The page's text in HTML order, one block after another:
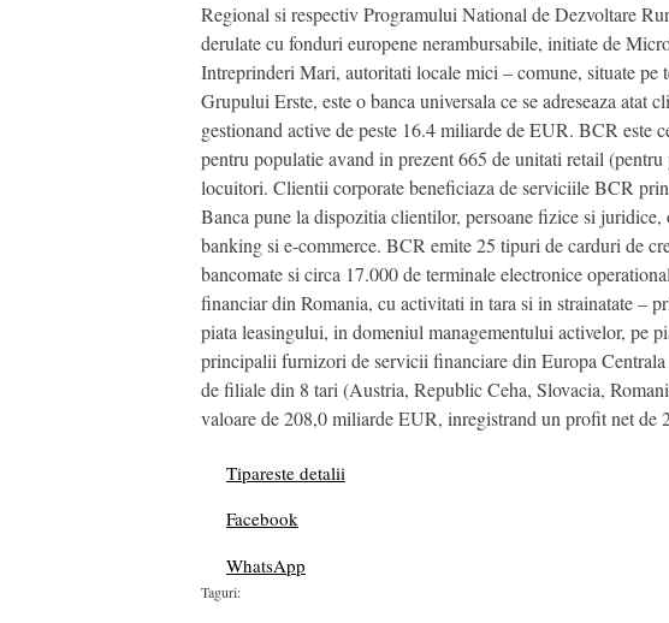
Regional si respectiv Programului National de Dezvoltare
derulate cu fonduri europene nerambursabile, initiate de
Intreprinderi Mari, autoritati locale mici – comune, situate
Grupului Erste, este o banca universala ce se adreseaza
gestionand active de peste 16.4 miliarde de EUR. BCR este
pentru populatie avand in prezent 665 de unitati retail
locuitori. Clientii corporate beneficiaza de serviciile BCR
Banca pune la dispozitia clientilor, persoane fizice si
banking si e-commerce. BCR emite 25 tipuri de carduri de
bancomate si circa 17.000 de terminale electronice
financiar din Romania, cu activitati in tara si in strainatate –
piata leasingului, in domeniul managementului activelor, pe
principalii furnizori de servicii financiare din Europa
de filiale din 8 tari (Austria, Republic Ceha, Slovacia,
valoare de 208,0 miliarde EUR, inregistrand un profit net
Tipareste detalii
Facebook
WhatsApp
Taguri: